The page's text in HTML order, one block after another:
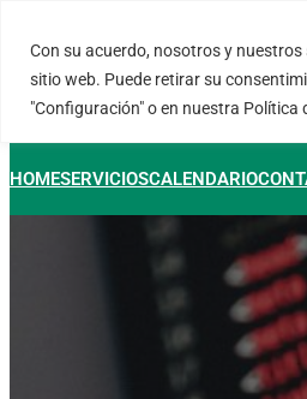
Con su acuerdo, nosotros y
sitio web. Puede retirar su
"Configuración" o en nuestra Política
contenido
HOMESERVICIOSCALENDARIO